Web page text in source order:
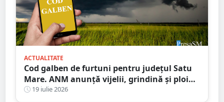
ACTUALITATE
Cod galben de furtuni pentru județul Satu
Mare. ANM anunță vijelii, grindină și ploi
torențiale
19 iulie 2026